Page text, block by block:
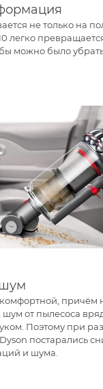
не только на
легко
можно было
причём
шум от пылесоса
Поэтому при
постарались
и шума.